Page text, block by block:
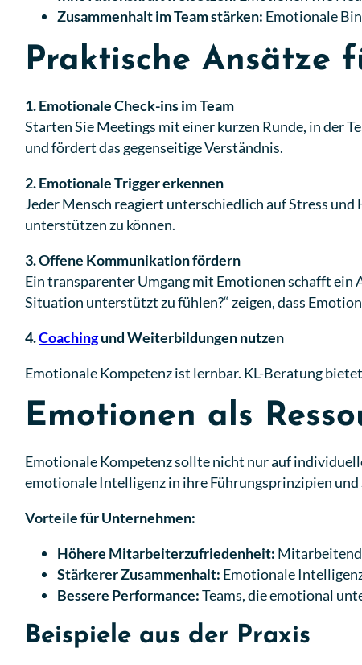
Zusammenhalt im Team stärken: Emotionale
Praktische Ansätze
1. Emotionale Check-ins im Team
Starten Sie Meetings mit einer kurzen Runde, in der
und fördert das gegenseitige Verständnis.
2. Emotionale Trigger erkennen
Jeder Mensch reagiert unterschiedlich auf Stress
unterstützen zu können.
3. Offene Kommunikation fördern
Ein transparenter Umgang mit Emotionen schafft ein
Situation unterstützt zu fühlen?“ zeigen, dass
4.Coachingund Weiterbildungen nutzen
Emotionale Kompetenz ist lernbar. KL-Beratung
Emotionen als
Emotionale Kompetenz sollte nicht nur auf
emotionale Intelligenz in ihre Führungsprinzipien
Vorteile für Unternehmen:
Höhere Mitarbeiterzufriedenheit:
Stärkerer Zusammenhalt: Emotionale
Bessere Performance:Teams, die emotional
Beispiele aus der Praxis